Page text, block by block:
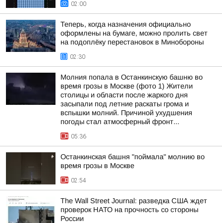
02:00
Теперь, когда назначения официально
оформлены на бумаге, можно пролить свет
на подоплёку перестановок в Минобороны
02:30
Молния попала в Останкинскую башню во
время грозы в Москве (фото 1) Жители
столицы и области после жаркого дня
засыпали под летние раскаты грома и
вспышки молний. Причиной ухудшения
погоды стал атмосферный фронт...
05:36
Останкинская башня "поймала" молнию во
время грозы в Москве
02:54
The Wall Street Journal: разведка США ждет
проверок НАТО на прочность со стороны
России